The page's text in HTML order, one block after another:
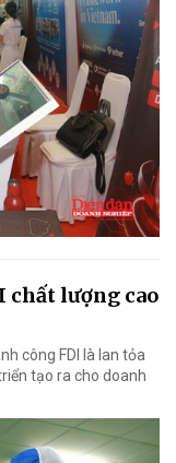
chất lượng cao
công FDI là lan tỏa
tạo ra cho doanh